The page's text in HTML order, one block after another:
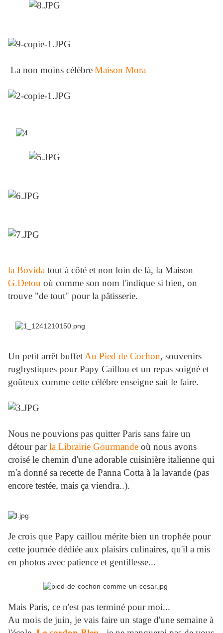
La non moins célèbreMaison Mora
la Bovida tout à côté et non loin de là, la Maison
G.Detou où comme son nom l'indique si bien, on
trouve "de tout" pour la pâtisserie.
Un petit arrêt buffet Au Pied de Cochon, souvenirs
rugbystiques pour Papy Caillou et un repas soigné et
goûteux comme cette célèbre enseigne sait le faire.
Nous ne pouvions pas quitter Paris sans faire un
détour parla Librairie Gourmande où nous avons
croisé le chemin d'une adorable cuisinière italienne qui
m'a donné sa recette de Panna Cotta à la lavande (pas
encore testée, mais ça viendra..).
Je crois que Papy caillou mérite bien un trophée pour
cette journée dédiée aux plaisirs culinaires, qu'il a mis
en photos avec patience et gentillesse...
Mais Paris, ce n'est pas terminé pour moi...
Au mois de juin, je vais faire un stage d'une semaine à